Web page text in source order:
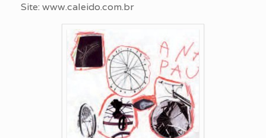
Site: www.caleido.com.br